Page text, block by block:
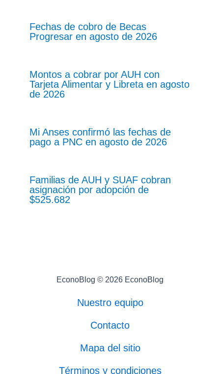
Fechas de cobro de Becas
Progresar en agosto de 2026
Montos a cobrar por AUH con
Tarjeta Alimentar y Libreta en agosto
de 2026
Mi Anses confirmó las fechas de
pago a PNC en agosto de 2026
Familias de AUH y SUAF cobran
asignación por adopción de
$525.682
EconoBlog © 2026 EconoBlog
Nuestro equipo
Contacto
Mapa del sitio
Términos y condiciones